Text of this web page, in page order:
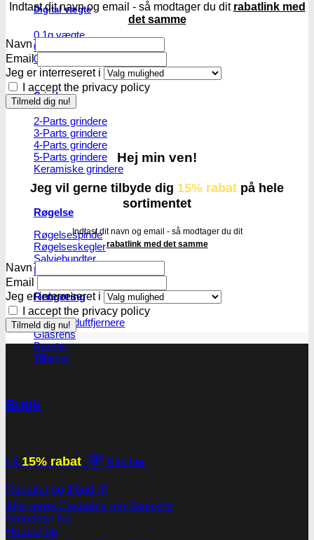
Digital vægte
0,1g vægte
0,01g vægte
0,001g vægte
Grindere
2-Parts grindere
3-Parts grindere
4-Parts grindere
5-Parts grindere
Keramiske grindere
Røgelse
Røgelsespinde
Røgelseskegler
Salviebundter
Røgelsesholdere
Rengøring
Lugt- og duftfjernere
Glasrens
Børster
Tilbehør
Indtast dit navn og email - så modtager du dit rabatlink med
det samme
Navn
Email
Jeg er interreseret i
I accept the privacy policy
Hej min ven!
Jeg vil gerne tilbyde dig 15% rabat på hele
sortimentet
Indtast dit navn og email - så modtager du dit
rabatlink med det samme
Navn
Email
Jeg er interreseret i
I accept the privacy policy
Butik
Få 15% rabat 💸 Klik her
Rabatter og tilbud 💰
Alle vores Cannabis -og Skunkfrø
Groudstyr
Headshop